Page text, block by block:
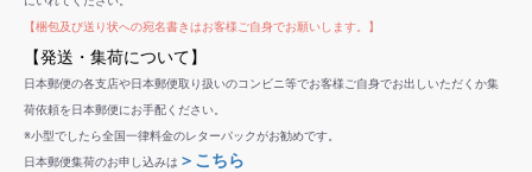
【梱包及び送り状への宛名書きはお客様ご自身でお願いします。】
【発送・集荷について】
日本郵便の各支店や日本郵便取り扱いのコンビニ等でお客様ご自身でお出しいただくか集
荷依頼を日本郵便にお手配ください。
※小型でしたら全国一律料金のレターパックがお勧めです。
日本郵便集荷のお申し込みは ＞こちら